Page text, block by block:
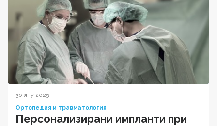
30 яну 2025
Ортопедия и травматология
Персонализирани импланти при